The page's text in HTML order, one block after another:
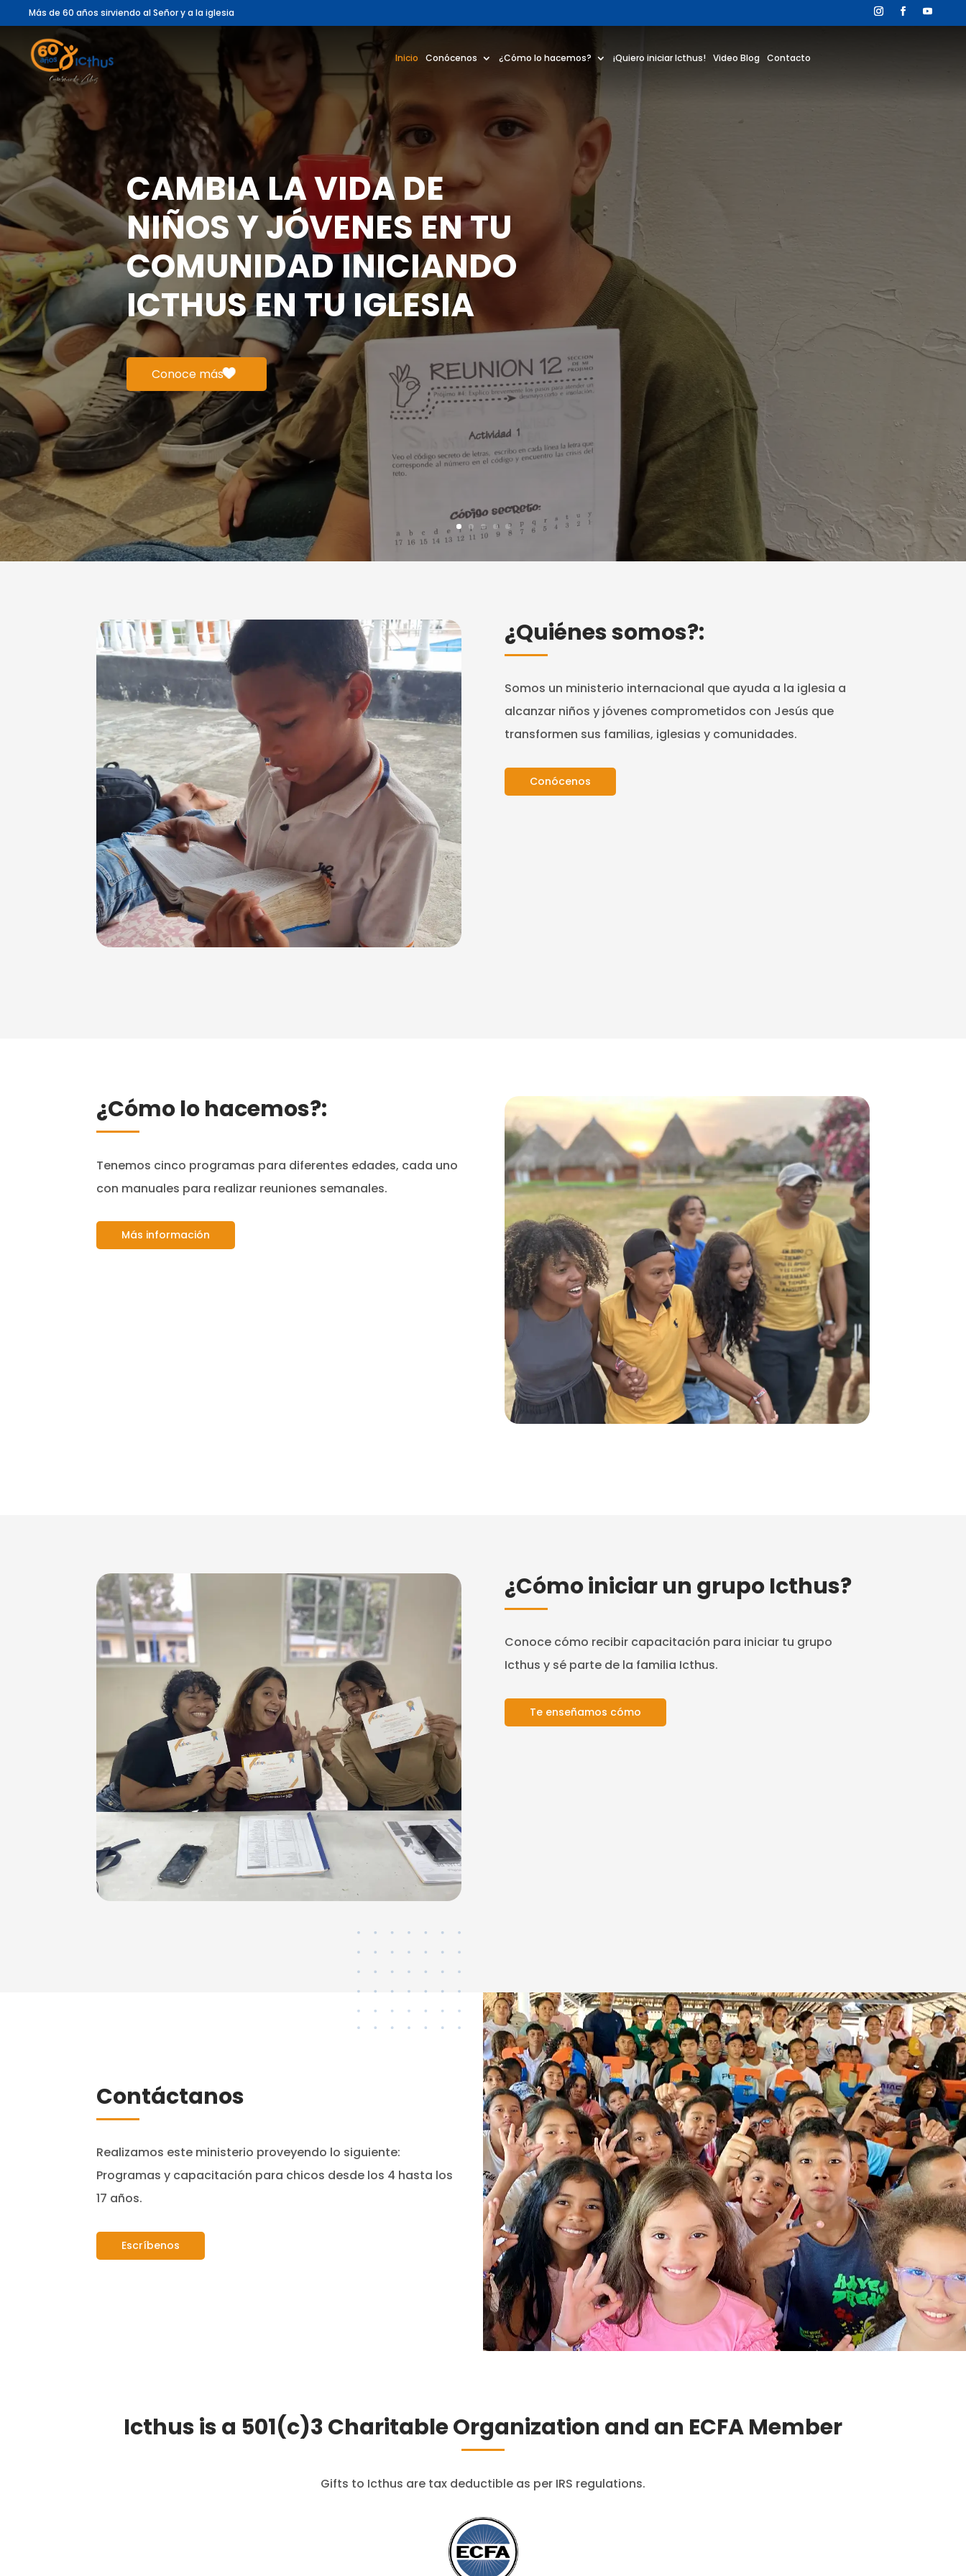
Más de 60 años sirviendo al Señor y a la iglesia
Inicio Conócenos ¿Cómo lo hacemos? ¡Quiero iniciar Icthus! Video Blog Contacto
CAMBIA LA VIDA DE
NIÑOS Y JÓVENES EN TU
COMUNIDAD INICIANDO
ICTHUS EN TU IGLESIA
Conoce más
¿Quiénes somos?:
Somos un ministerio internacional que ayuda a la iglesia a
alcanzar niños y jóvenes comprometidos con Jesús que
transformen sus familias, iglesias y comunidades.
Conócenos
¿Cómo lo hacemos?:
Tenemos cinco programas para diferentes edades, cada uno
con manuales para realizar reuniones semanales.
Más información
¿Cómo iniciar un grupo Icthus?
Conoce cómo recibir capacitación para iniciar tu grupo
Icthus y sé parte de la familia Icthus.
Te enseñamos cómo
Contáctanos
Realizamos este ministerio proveyendo lo siguiente:
Programas y capacitación para chicos desde los 4 hasta los
17 años.
Escríbenos
Icthus is a 501(c)3 Charitable Organization and an ECFA Member
Gifts to Icthus are tax deductible as per IRS regulations.